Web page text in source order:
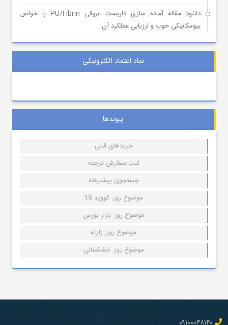
دانلود مقاله آماده سازی داربست عروقی PU/Fibrin با خواص
بیومکانیکی خوب و ارزیابی عملکرد آن
نماد اعتماد الکترونیکی
پیوندها
خریدهای قبلی
ثبت سفارش ترجمه
جستجوی پیشترفته
موضوع روز: کووید 19
موضوع روز: بازار بورس
موضوع روز: زلزله
موضوع روز: خشکسالی